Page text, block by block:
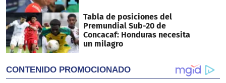
Tabla de posiciones del
Premundial Sub-20 de
Concacaf: Honduras necesita
un milagro